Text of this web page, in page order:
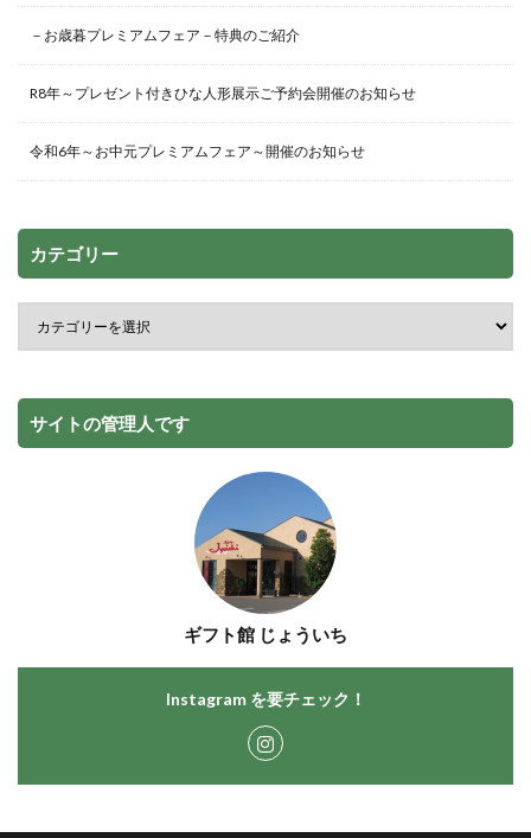
－お歳暮プレミアムフェア－特典のご紹介
R8年～プレゼント付きひな人形展示ご予約会開催のお知らせ
令和6年～お中元プレミアムフェア～開催のお知らせ
カテゴリー
サイトの管理人です
ギフト館 じょういち
Instagram を要チェック！